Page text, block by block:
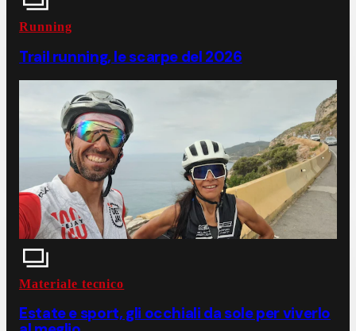
Running
Trail running, le scarpe del 2026
Materiale tecnico
Estate e sport, gli occhiali da sole per viverlo